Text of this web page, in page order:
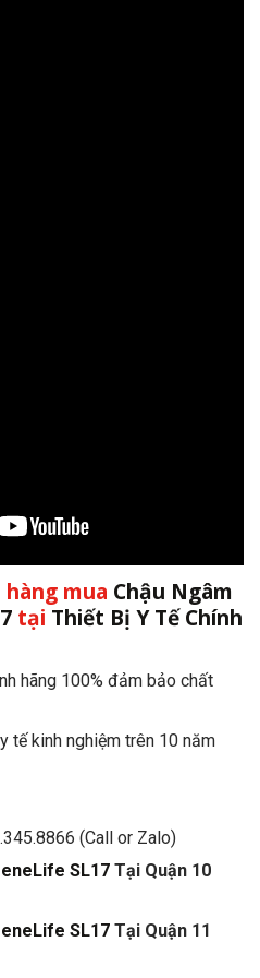
mua Chậu Ngâm
tại Thiết Bị Y Tế Chính
hãng 100% đảm bảo chất
tế kinh nghiệm trên 10 năm
(Call or Zalo)
SL17 Tại Quận 10
SL17 Tại Quận 11